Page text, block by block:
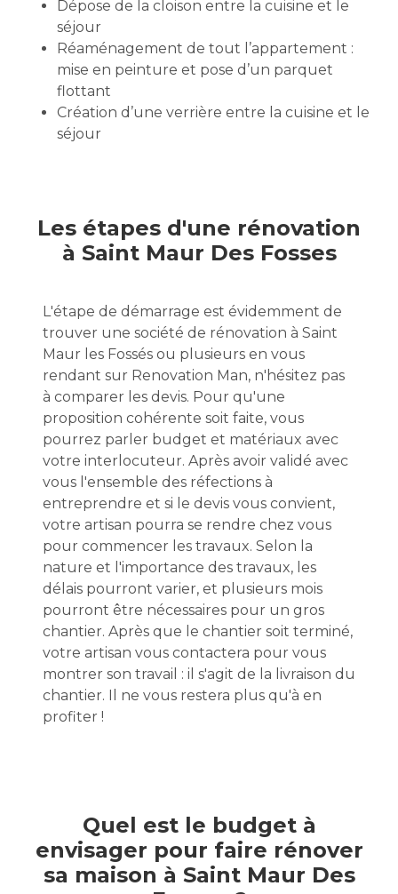
Dépose de la cloison entre la cuisine et le
séjour
Réaménagement de tout l’appartement :
mise en peinture et pose d’un parquet
flottant
Création d’une verrière entre la cuisine et le
séjour
Les étapes d'une rénovation
à Saint Maur Des Fosses
L'étape de démarrage est évidemment de
trouver une société de rénovation à Saint
Maur les Fossés ou plusieurs en vous
rendant sur Renovation Man, n'hésitez pas
à comparer les devis. Pour qu'une
proposition cohérente soit faite, vous
pourrez parler budget et matériaux avec
votre interlocuteur. Après avoir validé avec
vous l'ensemble des réfections à
entreprendre et si le devis vous convient,
votre artisan pourra se rendre chez vous
pour commencer les travaux. Selon la
nature et l'importance des travaux, les
délais pourront varier, et plusieurs mois
pourront être nécessaires pour un gros
chantier. Après que le chantier soit terminé,
votre artisan vous contactera pour vous
montrer son travail : il s'agit de la livraison du
chantier. Il ne vous restera plus qu'à en
profiter !
Quel est le budget à
envisager pour faire rénover
sa maison à Saint Maur Des